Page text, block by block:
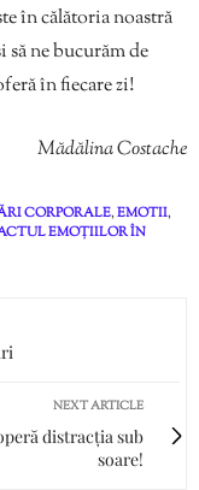
în călătoria noastră
ne bucurăm de
în fiecare zi!
Mădălina Costache
CORPORALE,EMOTII,
EMOȚIILOR ÎN
NEXT ARTICLE
distracția sub
soare!